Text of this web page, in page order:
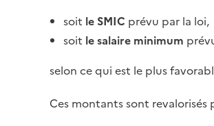
soit le SMIC prévu par la loi,
soit le salaire minimum
selon ce qui est le plus
Ces montants sont